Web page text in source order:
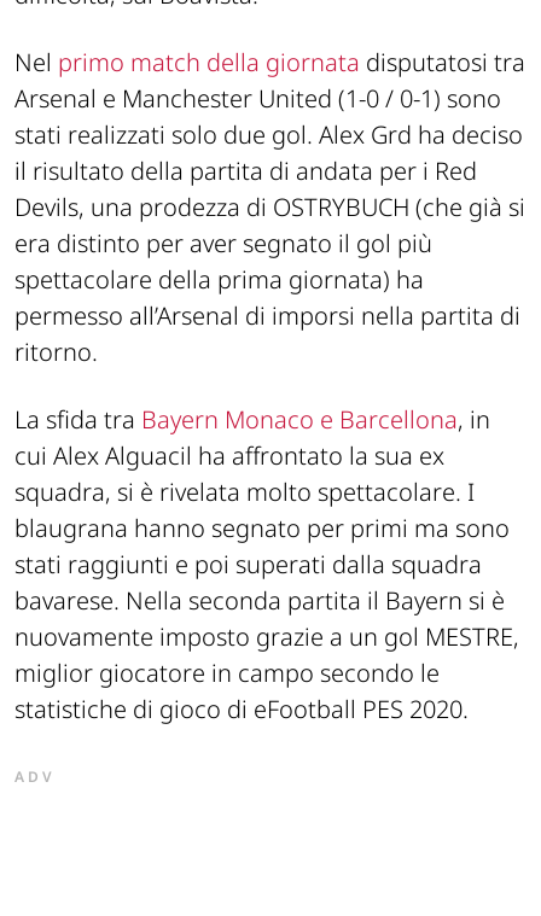
Nel primo match della giornata disputatosi tra
Arsenal e Manchester United (1-0 / 0-1) sono
stati realizzati solo due gol. Alex Grd ha deciso
il risultato della partita di andata per i Red
Devils, una prodezza di OSTRYBUCH (che già si
era distinto per aver segnato il gol più
spettacolare della prima giornata) ha
permesso all’Arsenal di imporsi nella partita di
ritorno.
La sfida tra Bayern Monaco e Barcellona, in
cui Alex Alguacil ha affrontato la sua ex
squadra, si è rivelata molto spettacolare. I
blaugrana hanno segnato per primi ma sono
stati raggiunti e poi superati dalla squadra
bavarese. Nella seconda partita il Bayern si è
nuovamente imposto grazie a un gol MESTRE,
miglior giocatore in campo secondo le
statistiche di gioco di eFootball PES 2020.
ADV